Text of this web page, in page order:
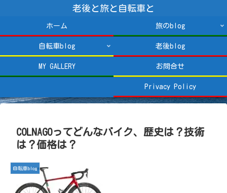
老後と旅と自転車と
ホーム 旅のblog
自転車blog 老後blog
MY GALLERY お問合せ
Privacy Policy
COLNAGOってどんなバイク、歴史は？技術
は？価格は？
自転車blog